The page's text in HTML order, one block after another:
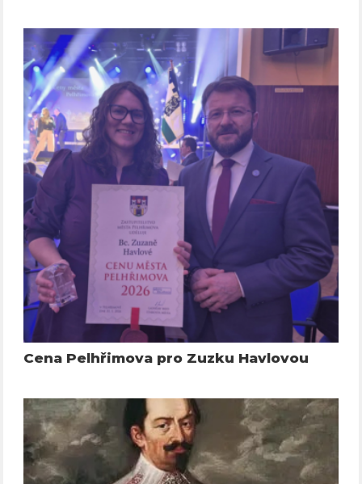
Cena Pelhřimova pro Zuzku Havlovou